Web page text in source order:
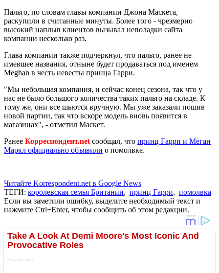
Пальто, по словам главы компании Джона Маскета,
раскупили в считанные минуты. Более того - чрезмерно
высокий наплыв клиентов вызывал неполадки сайта
компании несколько раз.
Глава компании также подчеркнул, что пальто, ранее не
имевшее названия, отныне будет продаваться под именем
Meghan в честь невесты принца Гарри.
"Мы небольшая компания, и сейчас конец сезона, так что у
нас не было большого количества таких пальто на складе. К
тому же, они все шьются вручную. Мы уже заказали пошив
новой партии, так что вскоре модель вновь появится в
магазинах", - отметил Маскет.
Ранее Корреспондент.net сообщал, что принц Гарри и Меган
Маркл официально объявили о помолвке.
Читайте Korrespondent.net в Google News
ТЕГИ: королевская семья Британии, принц Гарри, помолвка
Если вы заметили ошибку, выделите необходимый текст и
нажмите Ctrl+Enter, чтобы сообщить об этом редакции.